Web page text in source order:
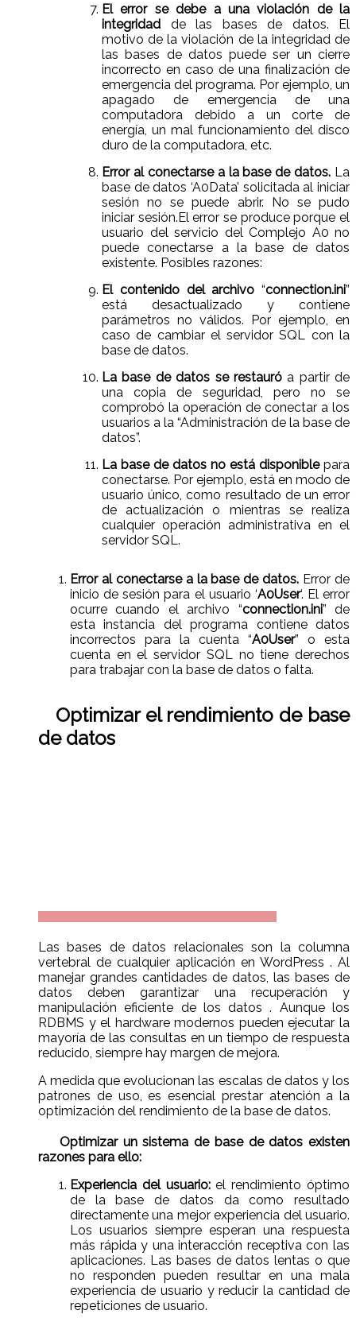
El error se debe a una violación de la
integridad de las bases de datos. El
motivo de la violación de la integridad de
las bases de datos puede ser un cierre
incorrecto en caso de una finalización de
emergencia del programa. Por ejemplo, un
apagado de emergencia de una
computadora debido a un corte de
energía, un mal funcionamiento del disco
duro de la computadora, etc.
Error al conectarse a la base de datos. La
base de datos ‘A0Data’ solicitada al iniciar
sesión no se puede abrir. No se pudo
iniciar sesión.El error se produce porque el
usuario del servicio del Complejo A0 no
puede conectarse a la base de datos
existente. Posibles razones:
El contenido del archivo “connection.ini”
está desactualizado y contiene
parámetros no válidos. Por ejemplo, en
caso de cambiar el servidor SQL con la
base de datos.
La base de datos se restauróa partir de
una copia de seguridad, pero no se
comprobó la operación de conectar a los
usuarios a la “Administración de la base de
datos”.
La base de datos no está disponiblepara
conectarse. Por ejemplo, está en modo de
usuario único, como resultado de un error
de actualización o mientras se realiza
cualquier operación administrativa en el
servidor SQL.
Error al conectarse a la base de datos. Error de
inicio de sesión para el usuario ‘A0User‘. El error
ocurre cuando el archivo “connection.ini” de
esta instancia del programa contiene datos
incorrectos para la cuenta “A0User” o esta
cuenta en el servidor SQL no tiene derechos
para trabajar con la base de datos o falta.
Optimizar el rendimiento de base
de datos
Las bases de datos relacionales son la columna
vertebral de cualquier aplicación en WordPress . Al
manejar grandes cantidades de datos, las bases de
datos deben garantizar una recuperación y
manipulación eficiente de los datos . Aunque los
RDBMS y el hardware modernos pueden ejecutar la
mayoría de las consultas en un tiempo de respuesta
reducido, siempre hay margen de mejora.
A medida que evolucionan las escalas de datos y los
patrones de uso, es esencial prestar atención a la
optimización del rendimiento de la base de datos.
Optimizar un sistema de base de datos existen
razones para ello:
Experiencia del usuario:el rendimiento óptimo
de la base de datos da como resultado
directamente una mejor experiencia del usuario.
Los usuarios siempre esperan una respuesta
más rápida y una interacción receptiva con las
aplicaciones. Las bases de datos lentas o que
no responden pueden resultar en una mala
experiencia de usuario y reducir la cantidad de
repeticiones de usuario.